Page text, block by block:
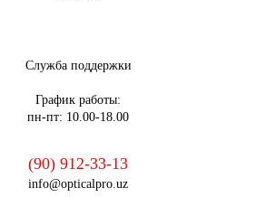
Служба поддержки
График работы:
пн-пт: 10.00-18.00
(90) 912-33-13
info@opticalpro.uz